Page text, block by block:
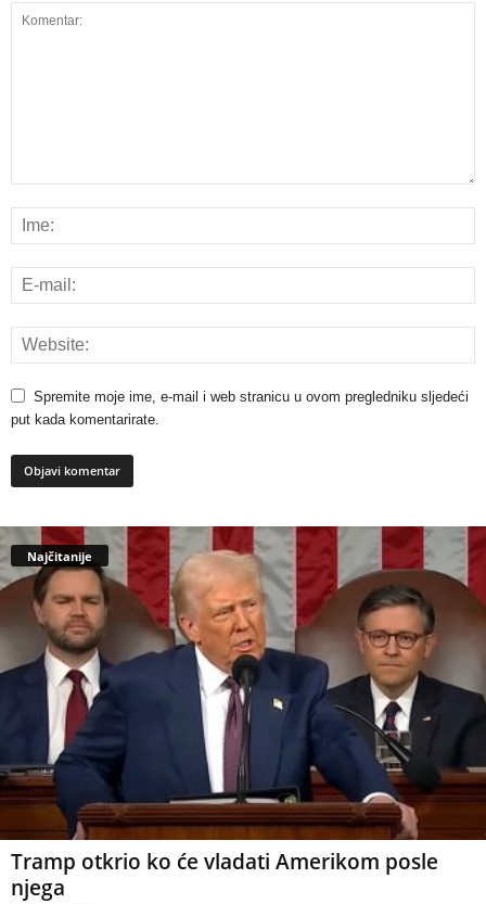
Spremite moje ime, e-mail i web stranicu u ovom pregledniku sljedeći
put kada komentarirate.
Najčitanije
Tramp otkrio ko će vladati Amerikom posle
njega